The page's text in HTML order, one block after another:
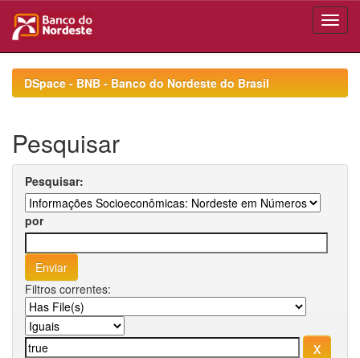
navigationDSpace - BNB - Banco do Nordeste do Brasil
Pesquisar
Pesquisar:
por
Filtros correntes: